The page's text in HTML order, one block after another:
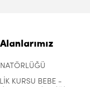
KURSU BEBE -